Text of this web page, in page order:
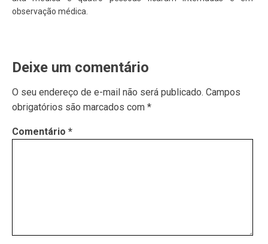
observação médica.
Deixe um comentário
O seu endereço de e-mail não será publicado. Campos
obrigatórios são marcados com *
Comentário *